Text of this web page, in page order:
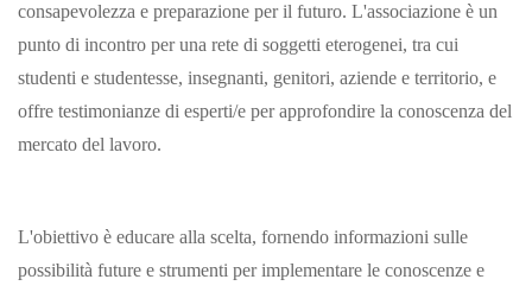
consapevolezza e preparazione per il futuro. L'associazione è un
punto di incontro per una rete di soggetti eterogenei, tra cui
studenti e studentesse, insegnanti, genitori, aziende e territorio, e
offre testimonianze di esperti/e per approfondire la conoscenza del
mercato del lavoro.
L'obiettivo è educare alla scelta, fornendo informazioni sulle
possibilità future e strumenti per implementare le conoscenze e